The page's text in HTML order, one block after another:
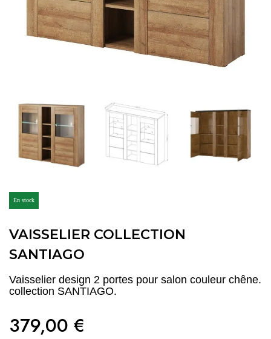
En stock
VAISSELIER COLLECTION
SANTIAGO
Vaisselier design 2 portes pour salon couleur chêne.
collection SANTIAGO.
379,00 €